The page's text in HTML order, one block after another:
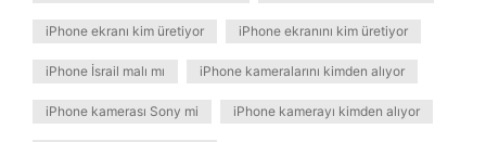
iPhone ekranı kim üretiyor iPhone ekranını kim üretiyor
iPhone İsrail malı mı iPhone kameralarını kimden alıyor
iPhone kamerası Sony mi iPhone kamerayı kimden alıyor